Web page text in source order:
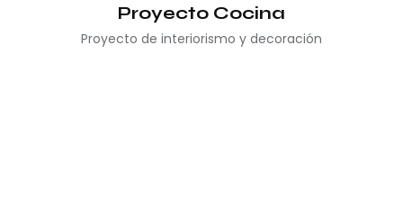
Proyecto Cocina
Proyecto de interiorismo y decoración